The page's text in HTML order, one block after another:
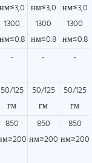
нм≤3,0
1300
нм≤0.8
нм≤3,0
1300
нм≤0.8
нм≤3,0
1300
нм≤0.8
- - -
50/125
гм
50/125
гм
50/125
гм
850
850
нм≥200
850
нм≥200